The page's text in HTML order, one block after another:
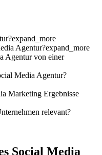
expand_more
Agentur?expand_more
Agentur von einer
Media Agentur?
Marketing Ergebnisse
relevant?
Social Media